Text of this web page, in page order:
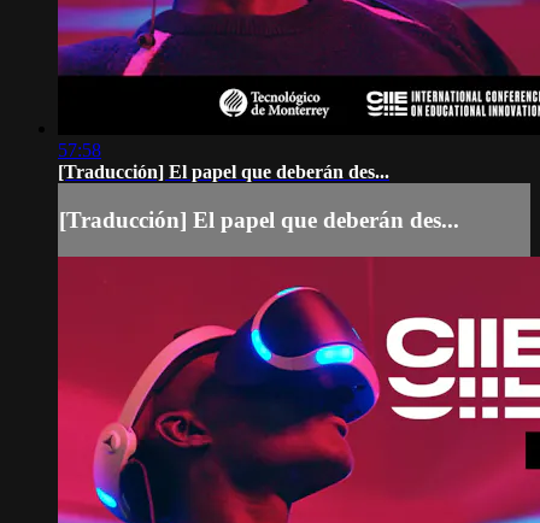
57:58
[Traducción] El papel que deberán des...
[Traducción] El papel que deberán des...